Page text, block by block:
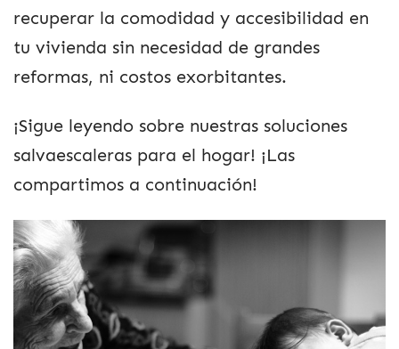
recuperar la comodidad y accesibilidad en
tu vivienda sin necesidad de grandes
reformas, ni costos exorbitantes.
¡Sigue leyendo sobre nuestras soluciones
salvaescaleras para el hogar! ¡Las
compartimos a continuación!